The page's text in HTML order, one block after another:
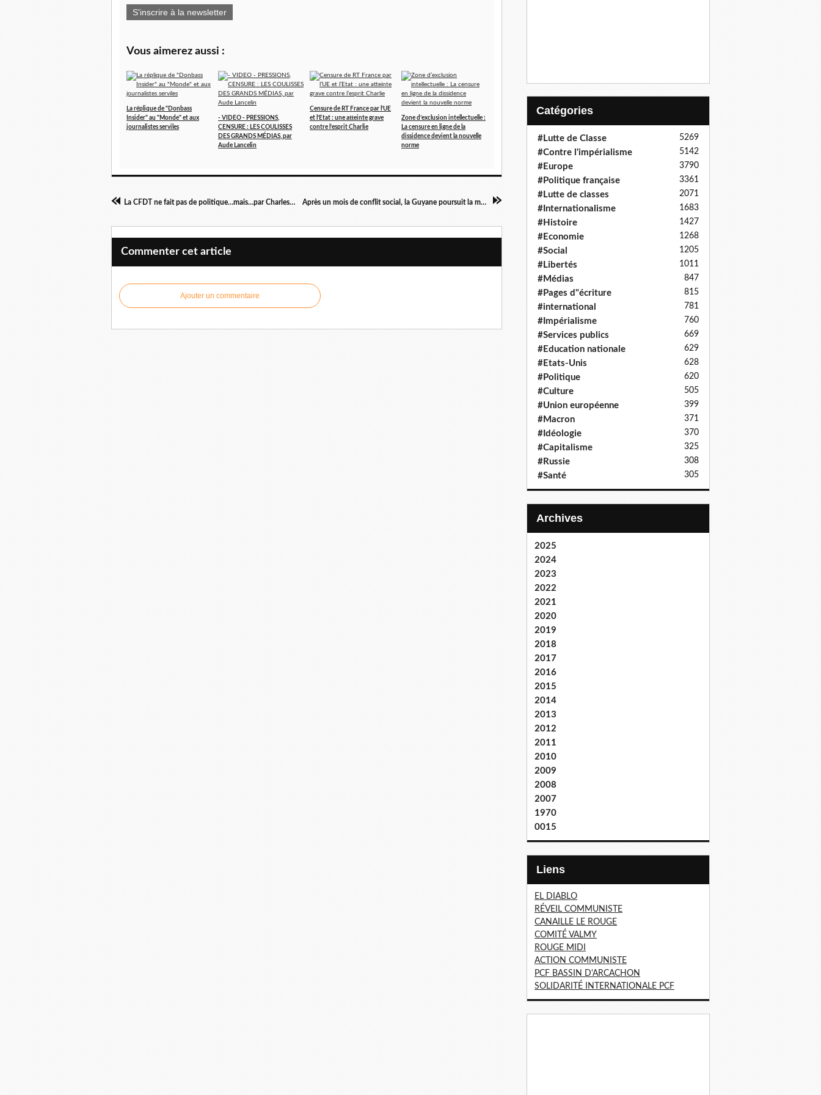
S'inscrire à la newsletter
Vous aimerez aussi :
La réplique de "Donbass
Insider" au "Monde" et aux
journalistes serviles
- VIDEO - PRESSIONS,
CENSURE : LES COULISSES
DES GRANDS MÉDIAS, par
Aude Lancelin
Censure de RT France par l’UE
et l’Etat : une atteinte grave
contre l’esprit Charlie
Zone d’exclusion intellectuelle :
La censure en ligne de la
dissidence devient la nouvelle
norme
La CFDT ne fait pas de politique…mais…par Charles Hoareau Après un mois de conflit social, la Guyane poursuit la mobilisation
Commenter cet article
Ajouter un commentaire
Catégories
#Lutte de Classe 5269
#Contre l'impérialisme 5142
#Europe 3790
#Politique française 3361
#Lutte de classes 2071
#Internationalisme 1683
#Histoire 1427
#Economie 1268
#Social 1205
#Libertés 1011
#Médias 847
#Pages d"écriture 815
#international 781
#Impérialisme 760
#Services publics 669
#Education nationale 629
#Etats-Unis 628
#Politique 620
#Culture 505
#Union européenne 399
#Macron 371
#Idéologie 370
#Capitalisme 325
#Russie 308
#Santé 305
Archives
2025
2024
2023
2022
2021
2020
2019
2018
2017
2016
2015
2014
2013
2012
2011
2010
2009
2008
2007
1970
0015
Liens
EL DIABLO
RÉVEIL COMMUNISTE
CANAILLE LE ROUGE
COMITÉ VALMY
ROUGE MIDI
ACTION COMMUNISTE
PCF BASSIN D'ARCACHON
SOLIDARITÉ INTERNATIONALE PCF